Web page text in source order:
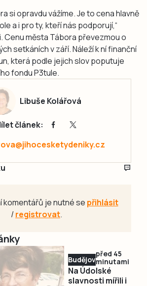
si opravdu vážíme. Je to cena hlavně
a i pro ty, kteří nás podporují,“
Cenu města Tábora převezmou o
setkáních v září. Náleží k ní finanční
která podle jejich slov poputuje
fondu P3tule.
Libuše Kolářová
článek:
komentářů je nutné se přihlásit
/registrovat.
Budějovicko
před 45
minutami
Na Údolské
slavnosti mířili i